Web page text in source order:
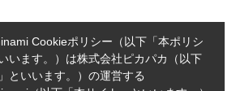
執筆者一覧
cookieポリシーについて
Cookieポリシー（以下「本ポリシ
います。）は株式会社ピカパカ（以下
といいます。）の運営する